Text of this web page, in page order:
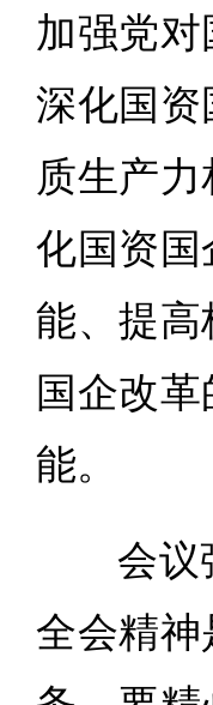
加强党
深化国资
质生产
化国资国
能、提高
国企改
能。
会议
全会精神